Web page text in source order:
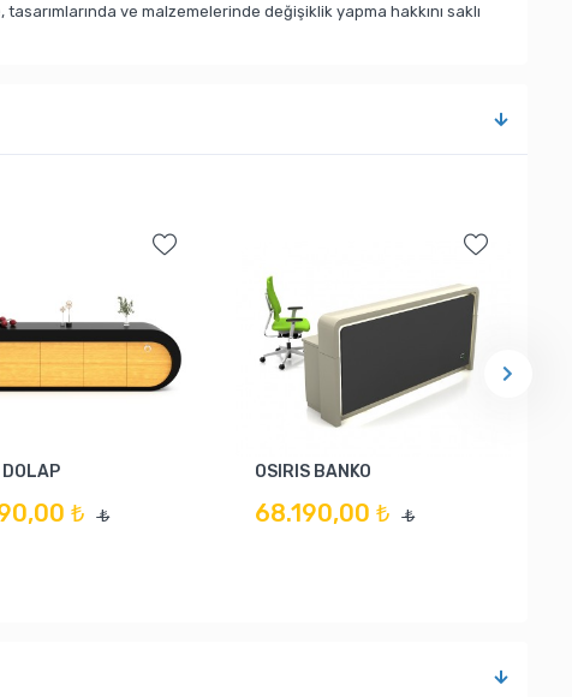
ve malzemelerinde değişiklik yapma hakkını saklı
DOLAP
₺ ₺
OSIRIS BANKO
68.190,00 ₺ ₺